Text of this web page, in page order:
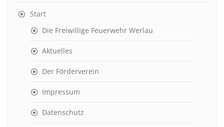
Start
Die Freiwillige Feuerwehr Werlau
Aktuelles
Der Förderverein
Impressum
Datenschutz